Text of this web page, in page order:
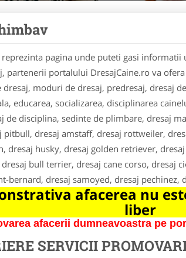
pagina unde puteti gasi informatii
partenerii portalului DresajCaine.ro va
moduri de dresaj, predresaj, dresaj
educarea, socializarea, disciplinarea
de disciplina, sedinte de plimbare, dresaj
pitbull, dresaj amstaff, dresaj rottweiler,
dresaj husky, dresaj golden retriever,
bull terrier, dresaj cane corso, dresaj
bernard, dresaj samoyed, dresaj pechinez,
afacerea nu
liber
afacerii dumneavoastra pe
SERVICII